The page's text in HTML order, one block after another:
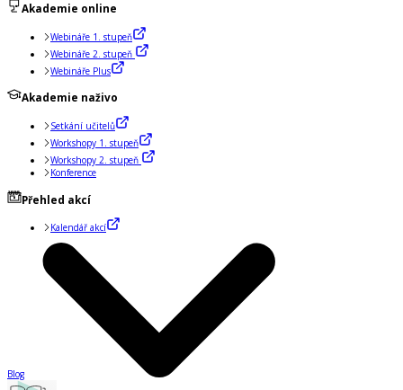
Akademie online
Webináře 1. stupeň
Webináře 2. stupeň
Webináře Plus
Akademie naživo
Setkání učitelů
Workshopy 1. stupeň
Workshopy 2. stupeň
Konference
Přehled akcí
Kalendář akcí
Blog